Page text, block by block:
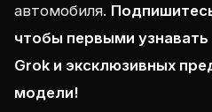
автомобиля.
чтобы первыми
Grok и эксклюзивных
модели!